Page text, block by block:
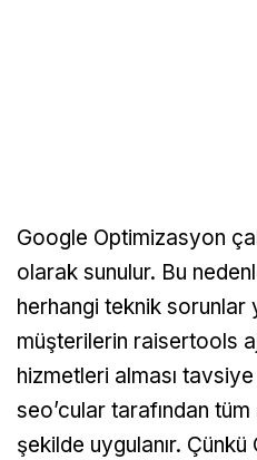
Google Optimizasyon
olarak sunulur. Bu
herhangi teknik sorunlar
müşterilerin raisertools
hizmetleri alması
seo’cular tarafından tüm
şekilde uygulanır.